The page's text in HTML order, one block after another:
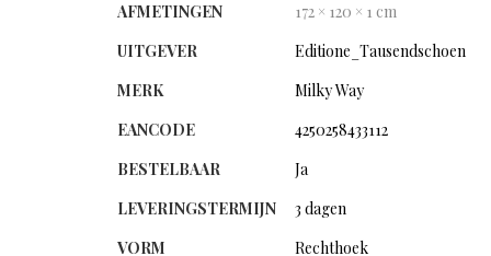
AFMETINGEN
172 × 120 × 1 cm
UITGEVER
Editione_Tausendschoen
MERK
Milky Way
EANCODE
4250258433112
BESTELBAAR
Ja
LEVERINGSTERMIJN
3 dagen
VORM
Rechthoek